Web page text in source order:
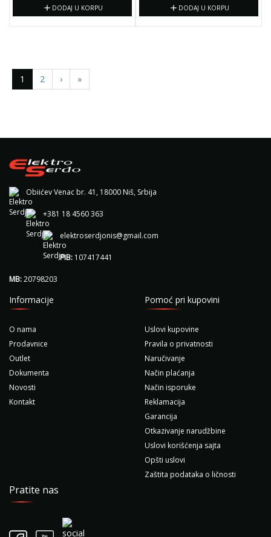
add DODAJ U KORPU add DODAJ U KORPU
1 2 › »
Obiićev Venac br. 41, 18000 Niš, Srbija
+381 18 4560 363
elektroserdjonis@gmail.com
PIB: 107417441
MB:20798203
Informacije
O nama
Prodavnice
Outlet
Dokumenta
Novosti
Kontakt
Pomoć pri kupovini
Uslovi kupovine
Pravila o privatnosti
Naručivanje
Način plaćanja
Način isporuke
Reklamacija
Garancija
Otkazivanje narudžbine
Uslovi korišćenja sajta
Opšti uslovi
Zaštita podataka o ličnosti
Pratite nas